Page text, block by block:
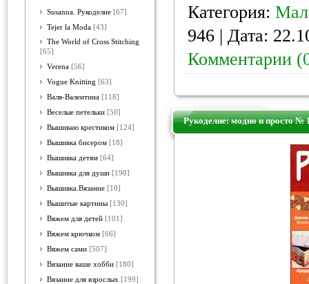
Susanna. Рукоделие [67]
Tejer la Moda [43]
The World of Cross Stitching
[65]
Verena [56]
Vogue Knitting [63]
Валя-Валентина [118]
Веселые петельки [50]
Вышиваю крестиком [124]
Вышивка бисером [18]
Вышивка детям [64]
Вышивка для души [198]
Вышивка.Вязание [10]
Вышитые картины [130]
Вяжем для детей [101]
Вяжем крючком [66]
Вяжем сами [507]
Вязание ваше хобби [180]
Вязание для взрослых [199]
Категория:
946 | Дата:
Комментарии
Рукоделие: модно и просто №